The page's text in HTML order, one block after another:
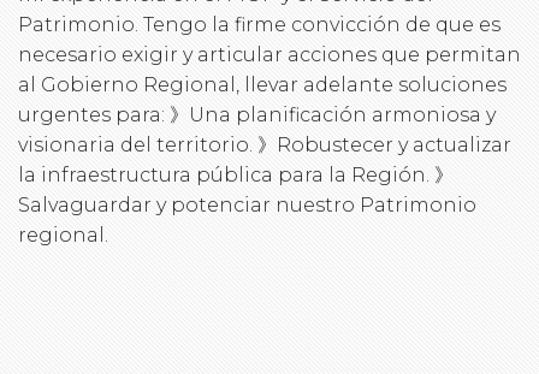
Patrimonio. Tengo la firme convicción de que es
necesario exigir y articular acciones que permitan
al Gobierno Regional, llevar adelante soluciones
urgentes para: 》Una planificación armoniosa y
visionaria del territorio. 》Robustecer y actualizar
la infraestructura pública para la Región. 》
Salvaguardar y potenciar nuestro Patrimonio
regional.